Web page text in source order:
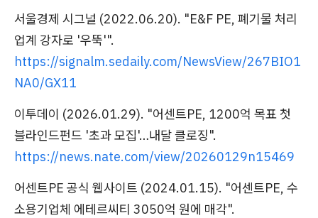
서울경제 시그널 (2022.06.20). "E&F PE, 폐기물 처리
업계 강자로 '우뚝'".
https://signalm.sedaily.com/NewsView/267BIO1
NA0/GX11
이투데이 (2026.01.29). "어센트PE, 1200억 목표 첫
블라인드펀드 '초과 모집'…내달 클로징".
https://news.nate.com/view/20260129n15469
어센트PE 공식 웹사이트 (2024.01.15). "어센트PE, 수
소용기업체 에테르씨티 3050억 원에 매각".